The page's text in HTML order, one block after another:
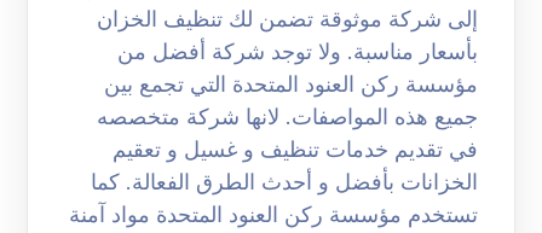
إلى شركة موثوقة تضمن لك تنظيف الخزان
بأسعار مناسبة. ولا توجد شركة أفضل من
مؤسسة ركن العنود المتحدة التي تجمع بين
جميع هذه المواصفات. لانها شركة متخصصه
في تقديم خدمات تنظيف و غسيل و تعقيم
الخزانات بأفضل و أحدث الطرق الفعالة. كما
تستخدم مؤسسة ركن العنود المتحدة مواد آمنة